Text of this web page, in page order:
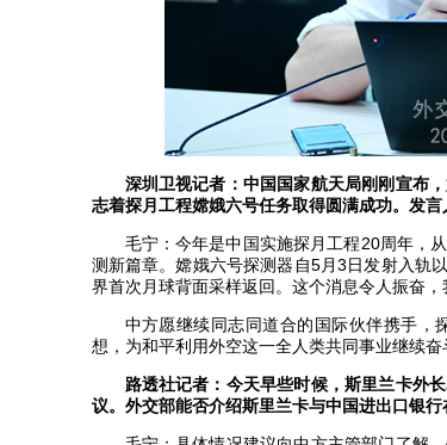
深圳卫视记者：中国国家航天局刚刚宣布
志着探月工程嫦娥六号任务取得圆满成功。发言
毛宁：今年是中国实施探月工程20周年，
测新篇章。嫦娥六号探测器自5月3日发射入轨
界首次月球背面采样返回。这个消息令人振奋，
中方愿继续同志同道合的国际伙伴携手，
想，为和平利用外空这一全人类共同事业继续奋
路透社记者：今天早些时候，斯里兰卡外
议。外交部能否介绍斯里兰卡与中国进出口银